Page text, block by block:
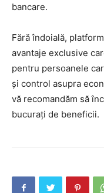
bancare.
Fără îndoială,
avantaje exclusive
pentru persoanele
și control asupra
vă recomandăm să
bucurați de beneficii.